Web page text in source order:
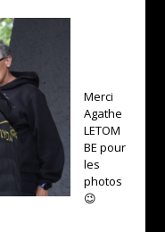
Merci
Agathe
LETOM
BE pour
les
photos
😉